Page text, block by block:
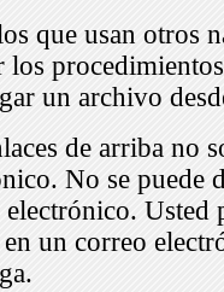
que usan otros
los
un archivo
de arriba no
No se puede
Usted
en un correo